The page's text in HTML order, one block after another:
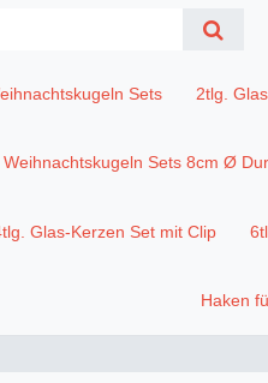
Sets 2tlg.
Weihnachtskugeln Sets 8cm Ø
Glas-Kerzen Set mit Clip
Haken